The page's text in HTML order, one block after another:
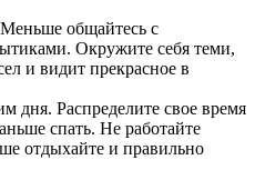
общайтесь с
Окружите себя теми,
и видит прекрасное в
дня. Распределите свое время
спать. Не работайте
отдыхайте и правильно